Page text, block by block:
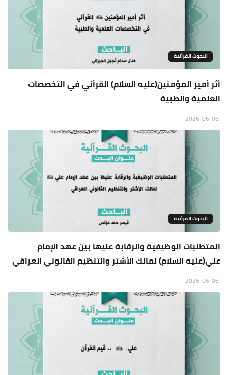
البحوث القرأنية
أثر أمير المؤمنين(عليه السلام) القرآني في التخصصات
العلمية والطبية
البحوث القرأنية
المتطلبات الوظيفية والرقابة عليها بين عهد الإمام
علي(عليه السلام) لمالك الأشتر والتنظيم القانوني العراقي